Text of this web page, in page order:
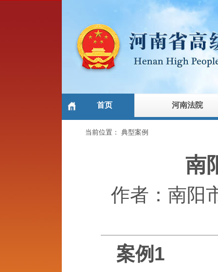
首页 河南法院
当前位置：典型案例
南
作者：南阳
案例1